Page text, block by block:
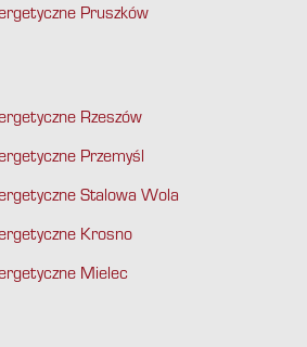
Pruszków
Rzeszów
Przemyśl
Stalowa Wola
Krosno
Mielec